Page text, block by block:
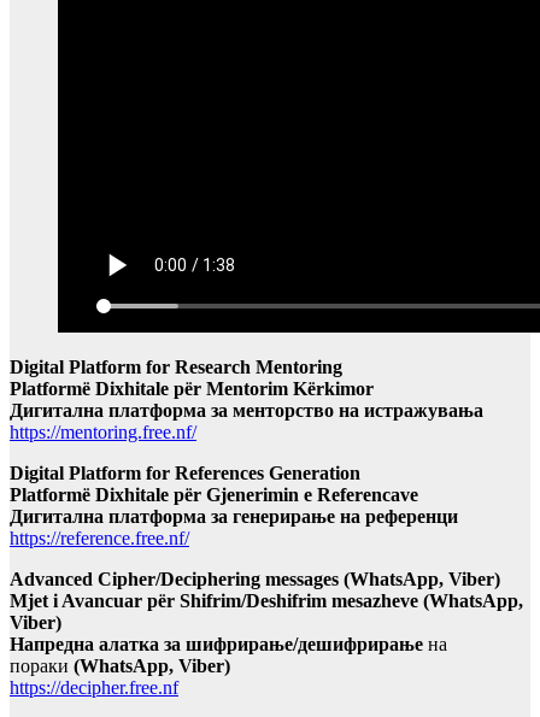
Digital Platform for Research Mentoring
Platformë Dixhitale për Mentorim Kërkimor
Дигитална платформа за менторство на истражувања
https://mentoring.free.nf/
Digital Platform for References Generation
Platformë Dixhitale për Gjenerimin e Referencave
Дигитална платформа за генерирање на референци
https://reference.free.nf/
Advanced Cipher/Deciphering messages (WhatsApp, Viber)
Mjet i Avancuar për Shifrim/Deshifrim mesazheve (WhatsApp,
Viber)
Напредна алатка за шифрирање/дешифрирање на
пораки (WhatsApp, Viber)
https://decipher.free.nf